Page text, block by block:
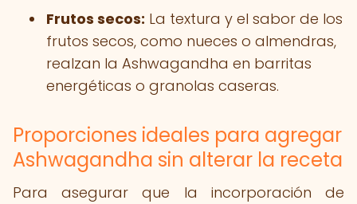
Frutos secos: La textura y el sabor de los
frutos secos, como nueces o almendras,
realzan la Ashwagandha en barritas
energéticas o granolas caseras.
Proporciones ideales para agregar
Ashwagandha sin alterar la receta
Para asegurar que la incorporación de